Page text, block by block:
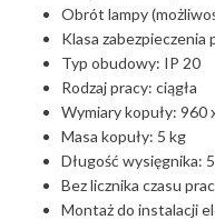
Obrót lampy
Klasa zabezpieczenia
Typ obudowy: IP 20
Rodzaj pracy: ciągła
Wymiary kopuły: 960
Masa kopuły: 5 kg
Długość wysięgnika:
Bez licznika czasu
Montaż do instalacji